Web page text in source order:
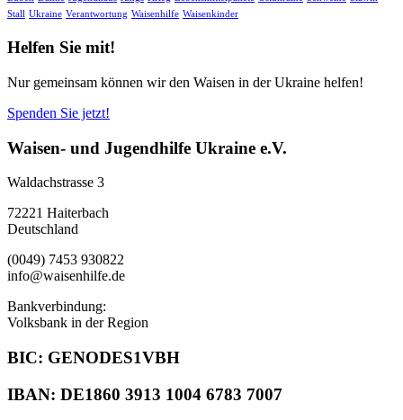
Stall Ukraine Verantwortung Waisenhilfe Waisenkinder
Helfen Sie mit!
Nur gemeinsam können wir den Waisen in der Ukraine helfen!
Spenden Sie jetzt!
Waisen- und Jugendhilfe Ukraine e.V.
Waldachstrasse 3
72221 Haiterbach
Deutschland
(0049) 7453 930822
info@waisenhilfe.de
Bankverbindung:
Volksbank in der Region
BIC: GENODES1VBH
IBAN: DE1860 3913 1004 6783 7007